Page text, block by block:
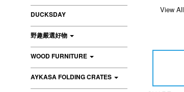
DUCKSDAY
野趣嚴選好物
WOOD FURNITURE
AYKASA FOLDING CRATES
View All